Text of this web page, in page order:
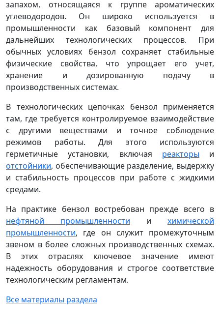
запахом, относящаяся к группе ароматических
углеводородов. Он широко используется в
промышленности как базовый компонент для
дальнейших технологических процессов. При
обычных условиях бензол сохраняет стабильные
физические свойства, что упрощает его учет,
хранение и дозированную подачу в
производственных системах.
В технологических цепочках бензол применяется
там, где требуется контролируемое взаимодействие
с другими веществами и точное соблюдение
режимов работы. Для этого используются
герметичные установки, включая реакторы и
отстойники, обеспечивающие разделение, выдержку
и стабильность процессов при работе с жидкими
средами.
На практике бензол востребован прежде всего в
нефтяной промышленности и химической
промышленности, где он служит промежуточным
звеном в более сложных производственных схемах.
В этих отраслях ключевое значение имеют
надежность оборудования и строгое соответствие
технологическим регламентам.
Все материалы раздела